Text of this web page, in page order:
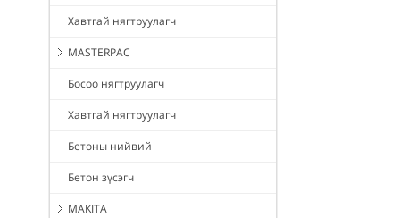
Хавтгай нягтруулагч
MASTERPAC
Босоо нягтруулагч
Хавтгай нягтруулагч
Бетоны нийвий
Бетон зүсэгч
MAKITA